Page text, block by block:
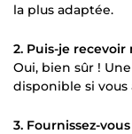
la plus adaptée.
2. Puis-je
Oui, bien sûr !
disponible si vous
3. Fournissez-